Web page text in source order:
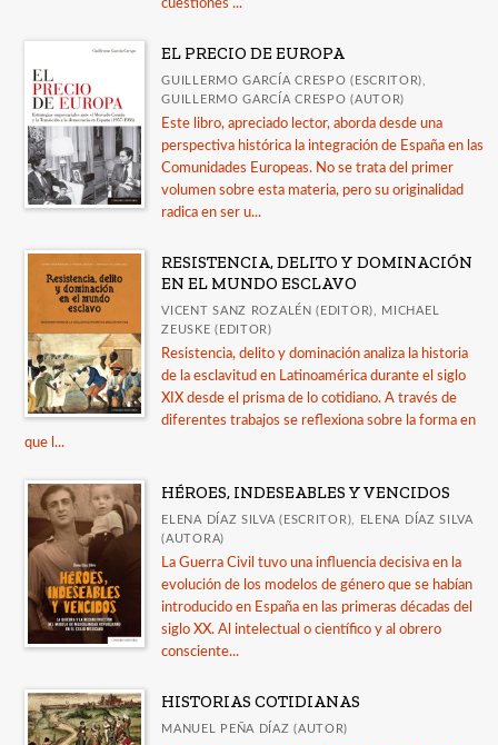
cuestiones ...
EL PRECIO DE EUROPA
GUILLERMO GARCÍA CRESPO (ESCRITOR),
GUILLERMO GARCÍA CRESPO (AUTOR)
Este libro, apreciado lector, aborda desde una
perspectiva histórica la integración de España en las
Comunidades Europeas. No se trata del primer
volumen sobre esta materia, pero su originalidad
radica en ser u...
RESISTENCIA, DELITO Y DOMINACIÓN
EN EL MUNDO ESCLAVO
VICENT SANZ ROZALÉN (EDITOR), MICHAEL
ZEUSKE (EDITOR)
Resistencia, delito y dominación analiza la historia
de la esclavitud en Latinoamérica durante el siglo
XIX desde el prisma de lo cotidiano. A través de
diferentes trabajos se reflexiona sobre la forma en
que l...
HÉROES, INDESEABLES Y VENCIDOS
ELENA DÍAZ SILVA (ESCRITOR), ELENA DÍAZ SILVA
(AUTORA)
La Guerra Civil tuvo una influencia decisiva en la
evolución de los modelos de género que se habían
introducido en España en las primeras décadas del
siglo XX. Al intelectual o científico y al obrero
consciente...
HISTORIAS COTIDIANAS
MANUEL PEÑA DÍAZ (AUTOR)